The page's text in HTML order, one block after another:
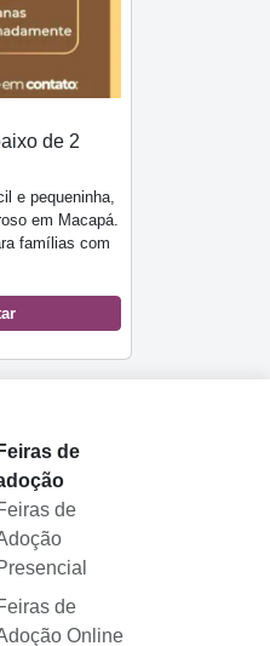
de 2
e pequeninha,
em Macapá.
famílias com
Feiras de
de
de
Online